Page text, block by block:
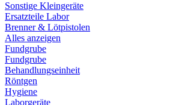
Sonstige Kleingeräte
Ersatzteile Labor
Brenner & Lötpistolen
Alles anzeigen
Fundgrube
Fundgrube
Behandlungseinheit
Röntgen
Hygiene
Laborgeräte